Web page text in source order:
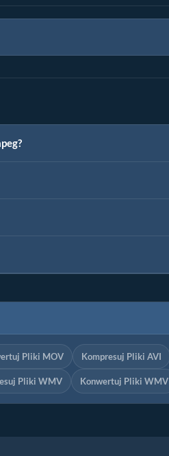
Pliki MOV Kompresuj Pliki AVI
Pliki WMV Konwertuj Pliki WMV